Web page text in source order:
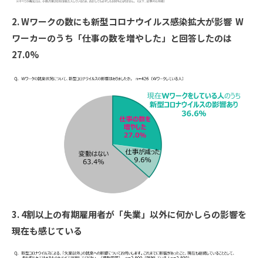
2. Wワークの数にも新型コロナウイルス感染拡大が影響 W
ワーカーのうち「仕事の数を増やした」と回答したのは
27.0%
3. 4割以上の有期雇用者が「失業」以外に何かしらの影響を
現在も感じている